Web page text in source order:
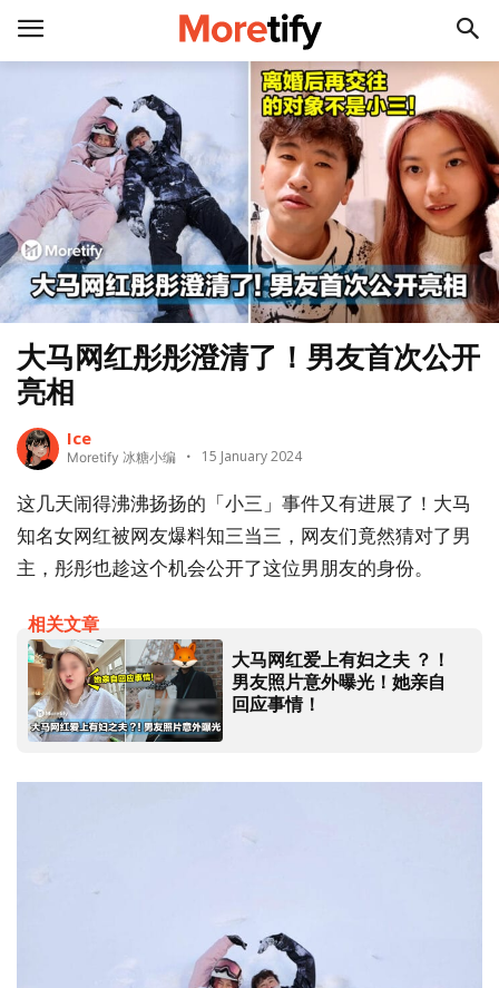
大马网红彤彤澄清了！男友首次公开
亮相
Ice
Moretify 冰糖小编 15 January 2024
这几天闹得沸沸扬扬的「小三」事件又有进展了！大马
知名女网红被网友爆料知三当三，网友们竟然猜对了男
主，彤彤也趁这个机会公开了这位男朋友的身份。
相关文章
大马网红爱上有妇之夫 ？！
男友照片意外曝光！她亲自
回应事情！